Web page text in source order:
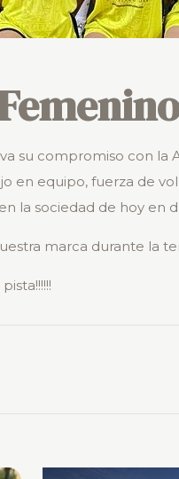
su compromiso con
en equipo, fuerza de
la sociedad de hoy en
marca durante la